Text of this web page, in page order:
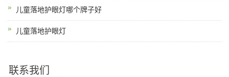
儿童落地护眼灯哪个牌子好
儿童落地护眼灯
联系我们